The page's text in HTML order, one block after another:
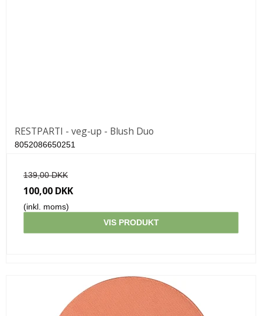
RESTPARTI - veg-up - Blush Duo
8052086650251
139,00 DKK
100,00 DKK
(inkl. moms)
VIS PRODUKT